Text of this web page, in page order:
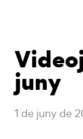
juny
1 de juny de